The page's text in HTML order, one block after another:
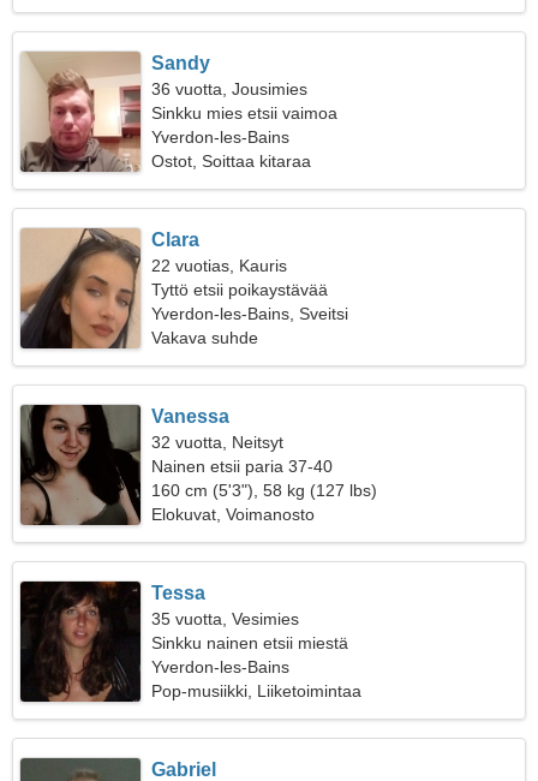
Sandy
36 vuotta, Jousimies
Sinkku mies etsii vaimoa
Yverdon-les-Bains
Ostot, Soittaa kitaraa
Clara
22 vuotias, Kauris
Tyttö etsii poikaystävää
Yverdon-les-Bains, Sveitsi
Vakava suhde
Vanessa
32 vuotta, Neitsyt
Nainen etsii paria 37-40
160 cm (5'3"), 58 kg (127 lbs)
Elokuvat, Voimanosto
Tessa
35 vuotta, Vesimies
Sinkku nainen etsii miestä
Yverdon-les-Bains
Pop-musiikki, Liiketoimintaa
Gabriel